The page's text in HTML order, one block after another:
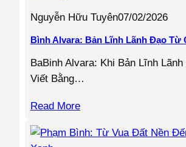
Nguyễn Hữu Tuyên07/02/2026
Bình Alvara: Bản Lĩnh Lãnh Đạo
BaBinh Alvara: Khi Bản Lĩnh
Viết Bằng…
Read More